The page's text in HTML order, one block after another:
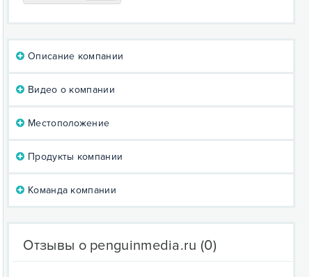
Описание компании
Видео о компании
Местоположение
Продукты компании
Команда компании
Отзывы о penguinmedia.ru (0)